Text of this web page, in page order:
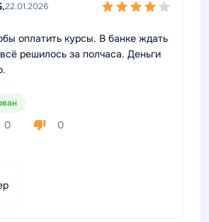
22.01.2026
оплатить курсы. В банке ждать
решилось за полчаса. Деньги
0
0